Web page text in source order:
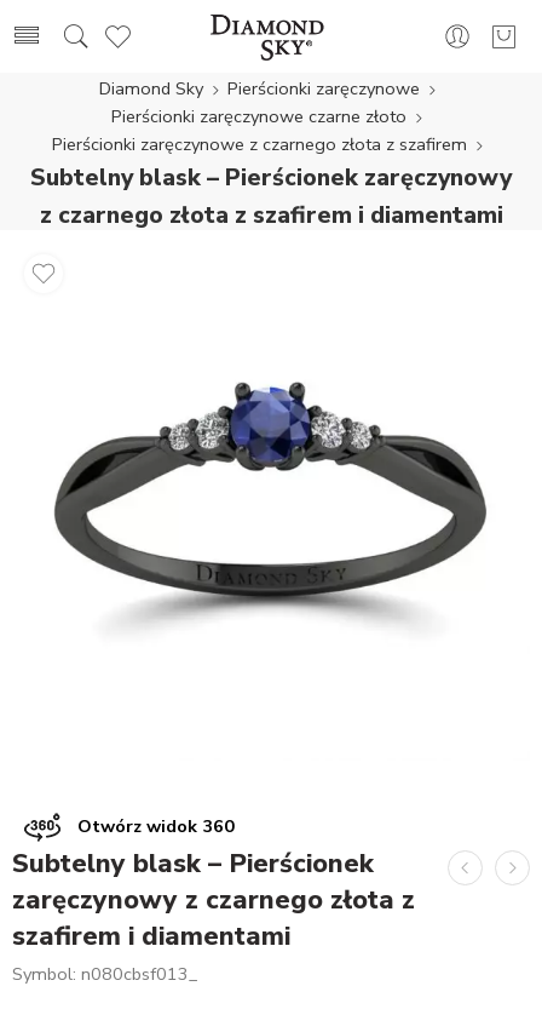
Diamond Sky
Pierścionki zaręczynowe
Pierścionki zaręczynowe czarne złoto
Pierścionki zaręczynowe z czarnego złota z szafirem
Subtelny blask – Pierścionek zaręczynowy
z czarnego złota z szafirem i diamentami
Otwórz widok 360
Subtelny blask – Pierścionek
zaręczynowy z czarnego złota z
szafirem i diamentami
Symbol: n080cbsf013_